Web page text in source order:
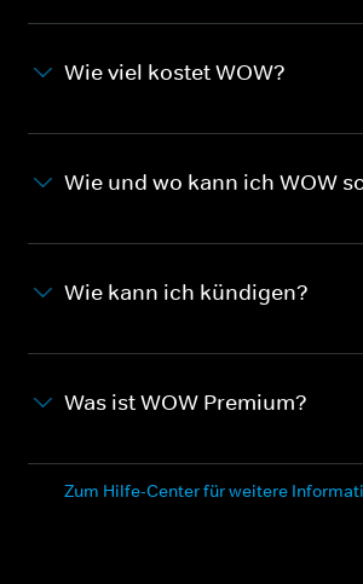
Wie viel kostet WOW?
Wie und wo kann ich WOW
Wie kann ich kündigen?
Was ist WOW Premium?
Zum Hilfe-Center für weitere